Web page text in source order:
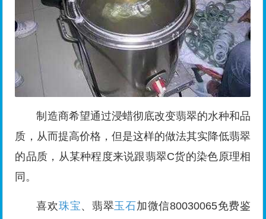
制造商希望通过浸蜡彻底改变翡翠的水种和品
质，从而提高价格，但是这样的做法其实降低翡翠
的品质，从某种程度来说跟翡翠C货的染色原理相
同。
喜欢珠宝、翡翠玉石加微信80030065免费鉴